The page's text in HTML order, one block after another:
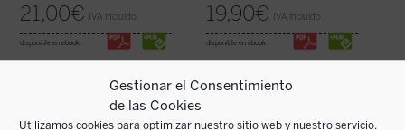
Gestionar el Consentimiento
de las Cookies
Utilizamos cookies para optimizar nuestro sitio web y nuestro servicio.
21,00€ IVA incluido
disponible en ebook:
19,90€ IVA incluido
disponible en ebook: